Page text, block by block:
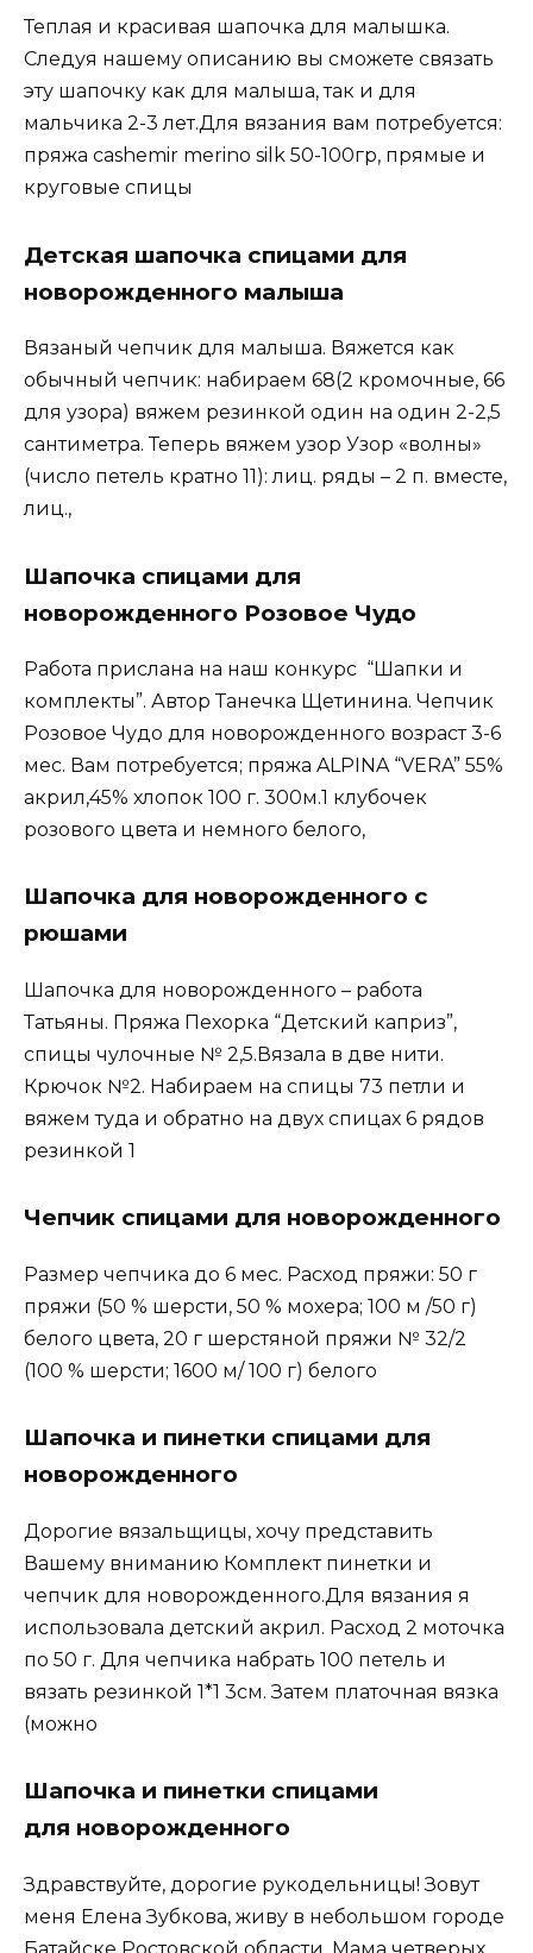
Теплая и красивая шапочка для малышка.
Следуя нашему описанию вы сможете связать
эту шапочку как для малыша, так и для
мальчика 2-3 лет.Для вязания вам потребуется:
пряжа cashemir merino silk 50-100гр, прямые и
круговые спицы
Детская шапочка спицами для
новорожденного малыша
Вязаный чепчик для малыша. Вяжется как
обычный чепчик: набираем 68(2 кромочные, 66
для узора) вяжем резинкой один на один 2-2,5
сантиметра. Теперь вяжем узор Узор «волны»
(число петель кратно 11): лиц. ряды – 2 п. вместе,
лиц.,
Шапочка спицами для
новорожденного Розовое Чудо
Работа прислана на наш конкурс “Шапки и
комплекты”. Автор Танечка Щетинина. Чепчик
Розовое Чудо для новорожденного возраст 3-6
мес. Вам потребуется; пряжа ALPINA “VERA” 55%
акрил,45% хлопок 100 г. 300м.1 клубочек
розового цвета и немного белого,
Шапочка для новорожденного с
рюшами
Шапочка для новорожденного – работа
Татьяны. Пряжа Пехорка “Детский каприз”,
спицы чулочные № 2,5.Вязала в две нити.
Крючок №2. Набираем на спицы 73 петли и
вяжем туда и обратно на двух спицах 6 рядов
резинкой 1
Чепчик спицами для новорожденного
Размер чепчика до 6 мес. Расход пряжи: 50 г
пряжи (50 % шерсти, 50 % мохера; 100 м /50 г)
белого цвета, 20 г шерстяной пряжи № 32/2
(100 % шерсти; 1600 м/ 100 г) белого
Шапочка и пинетки спицами для
новорожденного
Дорогие вязальщицы, хочу представить
Вашему вниманию Комплект пинетки и
чепчик для новорожденного.Для вязания я
использовала детский акрил. Расход 2 моточка
по 50 г. Для чепчика набрать 100 петель и
вязать резинкой 1*1 3см. Затем платочная вязка
(можно
Шапочка и пинетки спицами
для новорожденного
Здравствуйте, дорогие рукодельницы! Зовут
меня Елена Зубкова, живу в небольшом городе